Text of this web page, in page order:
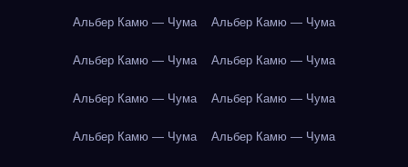
Альбер Камю — Чума Альбер Камю — Чума
Альбер Камю — Чума Альбер Камю — Чума
Альбер Камю — Чума Альбер Камю — Чума
Альбер Камю — Чума Альбер Камю — Чума